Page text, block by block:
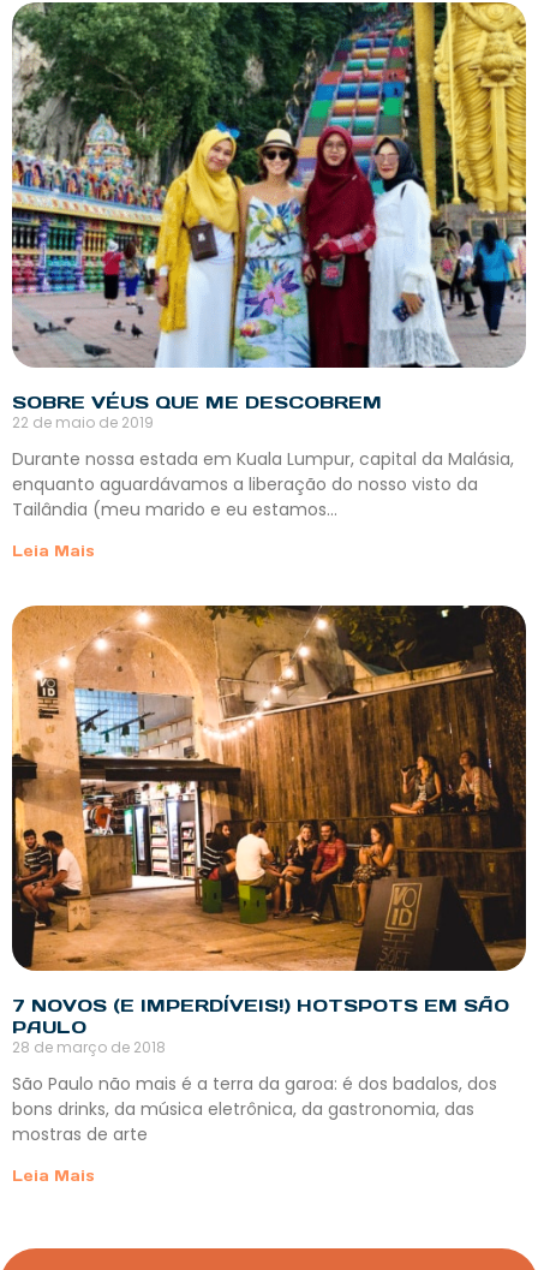
SOBRE VÉUS QUE ME DESCOBREM
22 de maio de 2019
Durante nossa estada em Kuala Lumpur, capital da Malásia,
enquanto aguardávamos a liberação do nosso visto da
Tailândia (meu marido e eu estamos…
Leia Mais
7 NOVOS (E IMPERDÍVEIS!) HOTSPOTS EM SÃO
PAULO
28 de março de 2018
São Paulo não mais é a terra da garoa: é dos badalos, dos
bons drinks, da música eletrônica, da gastronomia, das
mostras de arte
Leia Mais